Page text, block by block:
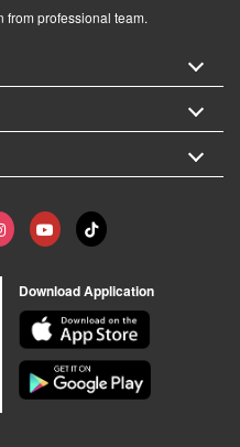
from professional team.
Download Application